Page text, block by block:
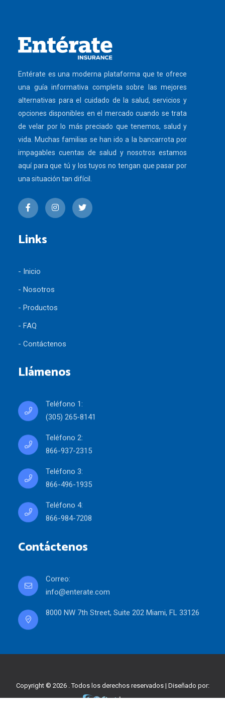
Entérate es una moderna plataforma que te ofrece
una guía informativa completa sobre las mejores
alternativas para el cuidado de la salud, servicios y
opciones disponibles en el mercado cuando se trata
de velar por lo más preciado que tenemos, salud y
vida. Muchas familias se han ido a la bancarrota por
impagables cuentas de salud y nosotros estamos
aquí para que tú y los tuyos no tengan que pasar por
una situación tan difícil.
Links
- Inicio
- Nosotros
- Productos
- FAQ
- Contáctenos
Llámenos
Teléfono 1:
(305) 265-8141
Teléfono 2:
866-937-2315
Teléfono 3:
866-496-1935
Teléfono 4:
866-984-7208
Contáctenos
Correo:
info@enterate.com
8000 NW 7th Street, Suite 202 Miami, FL 33126
Copyright © 2026 . Todos los derechos reservados | Diseñado por: